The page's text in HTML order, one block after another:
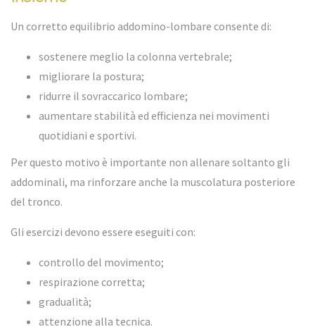
Un corretto equilibrio addomino-lombare consente di:
sostenere meglio la colonna vertebrale;
migliorare la postura;
ridurre il sovraccarico lombare;
aumentare stabilità ed efficienza nei movimenti
quotidiani e sportivi.
Per questo motivo è importante non allenare soltanto gli
addominali, ma rinforzare anche la muscolatura posteriore
del tronco.
Gli esercizi devono essere eseguiti con:
controllo del movimento;
respirazione corretta;
gradualità;
attenzione alla tecnica.